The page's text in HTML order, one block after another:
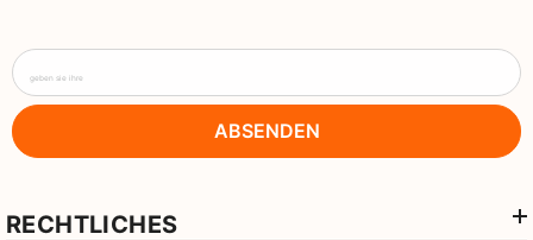
geben sie ihre
ABSENDEN
RECHTLICHES